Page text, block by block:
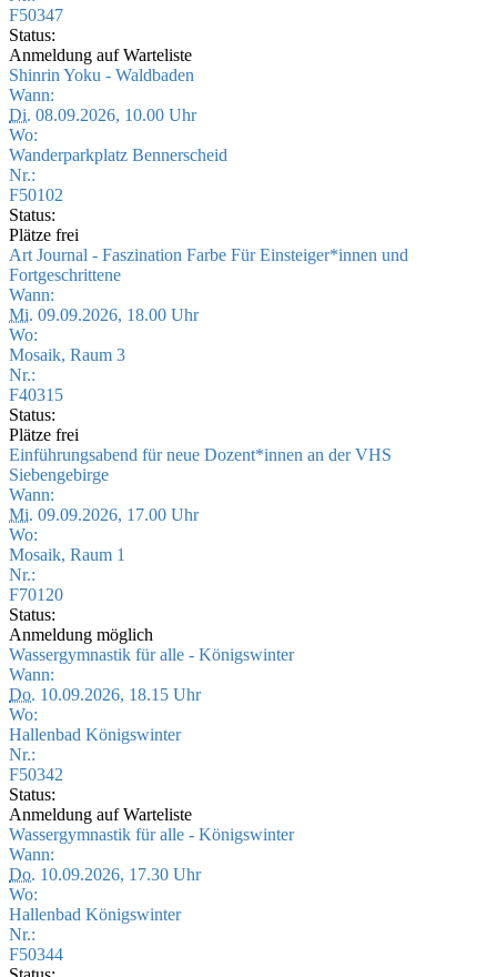
F50347
Status:
Anmeldung auf Warteliste
Shinrin Yoku - Waldbaden
Wann:
Di. 08.09.2026, 10.00 Uhr
Wo:
Wanderparkplatz Bennerscheid
Nr.:
F50102
Status:
Plätze frei
Art Journal - Faszination Farbe Für Einsteiger*innen und
Fortgeschrittene
Wann:
Mi. 09.09.2026, 18.00 Uhr
Wo:
Mosaik, Raum 3
Nr.:
F40315
Status:
Plätze frei
Einführungsabend für neue Dozent*innen an der VHS
Siebengebirge
Wann:
Mi. 09.09.2026, 17.00 Uhr
Wo:
Mosaik, Raum 1
Nr.:
F70120
Status:
Anmeldung möglich
Wassergymnastik für alle - Königswinter
Wann:
Do. 10.09.2026, 18.15 Uhr
Wo:
Hallenbad Königswinter
Nr.:
F50342
Status:
Anmeldung auf Warteliste
Wassergymnastik für alle - Königswinter
Wann:
Do. 10.09.2026, 17.30 Uhr
Wo:
Hallenbad Königswinter
Nr.:
F50344